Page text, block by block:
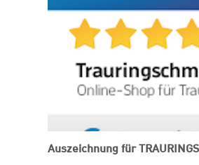
Auszeichnung für